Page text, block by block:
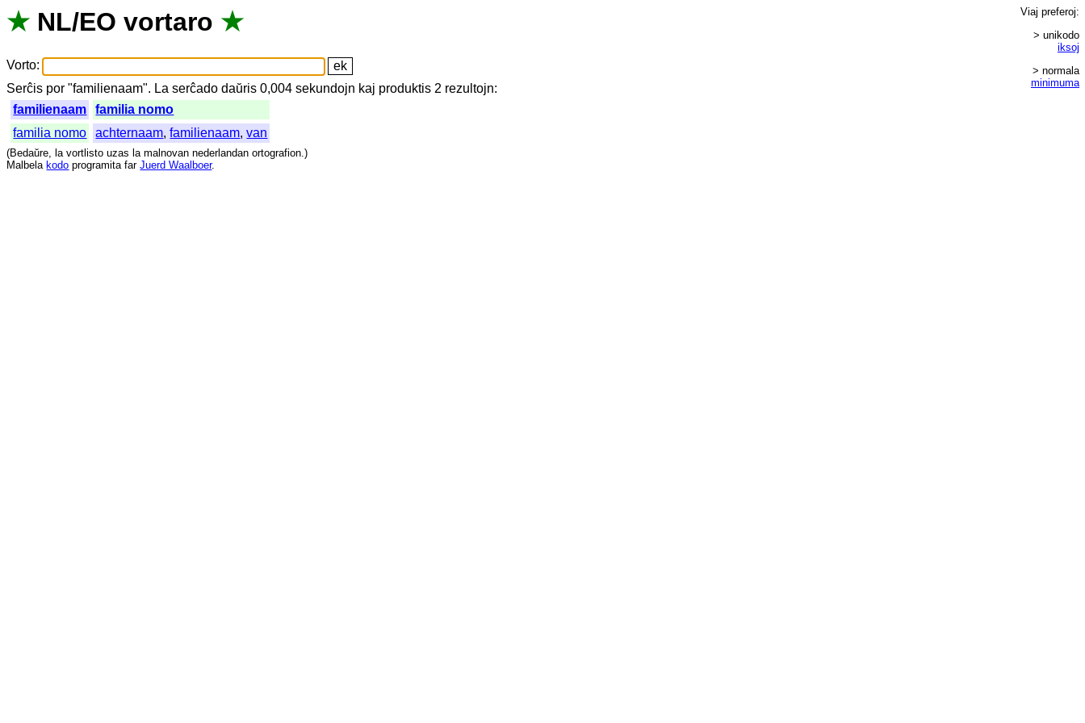
★ NL/EO vortaro ★
Vorto:
Serĉis por "familienaam". La serĉado daŭris 0,004sekundojn kaj produktis 2 rezultojn:
familienaam
familia nomo
familia nomo
achternaam,familienaam,van
Viaj preferoj:
> unikodo
iksoj
> normala
minimuma
(Bedaŭre, la vortlisto uzas la malnovan nederlandan ortografion.)
Malbela kodo programita far Juerd Waalboer.